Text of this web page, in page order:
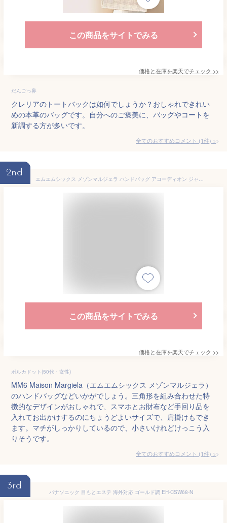
この商品をサイトでみる
価格と在庫を楽天でチェック >>
だんごっ鼻
クレリアのトートバックは如何でしょうか？おしゃれできれい
めの本革のバッグです。自分へのご褒美に、バッグやコートを
新調する方が多いです。
全てのおすすめコメント (1件) >
2nd
エムエムシックス メゾンマルジェラ ハンドバッグ アコーディオン ジャパニーズバッグ レディース MM6 Maison Margiela SB6WD0025 P5545
この商品をサイトでみる
価格と在庫を楽天でチェック >>
ポルカドット(50代・女性)
MM6 Maison Margiela（エムエムシックス メゾンマルジェラ）
のハンドバッグなどいかがでしょう。三角形を組み合わせた特
徴的なデザインがおしゃれで、スマホとお財布など手回り品を
入れてお出かけするのにちょうどよいサイズで、肩掛けもでき
ます。マチがしっかりしているので、小さいけれどけっこう入
りそうです。
全てのおすすめコメント (1件) >
3rd
パナソニック 目もとエステ 海外対応 ゴールド調 EH-CSW68-N